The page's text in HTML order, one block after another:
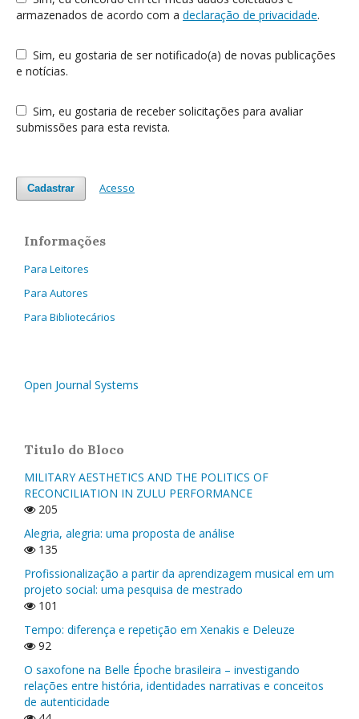
armazenados de acordo com a declaração de privacidade.
e notícias.
submissões para esta revista.
Cadastrar Acesso
Informações
Para Leitores
Para Autores
Para Bibliotecários
Open Journal Systems
Titulo do Bloco
MILITARY AESTHETICS AND THE POLITICS OF
RECONCILIATION IN ZULU PERFORMANCE
205
Alegria, alegria: uma proposta de análise
135
Profissionalização a partir da aprendizagem musical em um
projeto social: uma pesquisa de mestrado
101
Tempo: diferença e repetição em Xenakis e Deleuze
92
O saxofone na Belle Époche brasileira – investigando
relações entre história, identidades narrativas e conceitos
de autenticidade